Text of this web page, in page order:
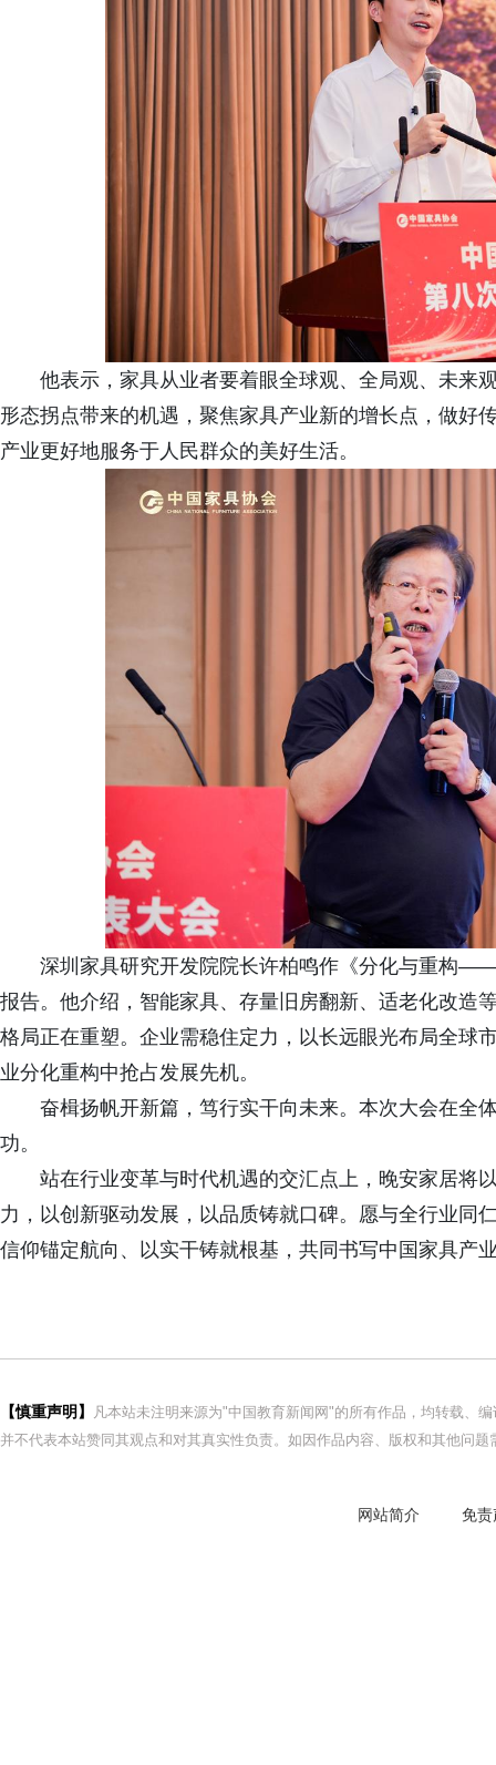
他表示，家具从业者要着眼全球观、全局观、未来
形态拐点带来的机遇，聚焦家具产业新的增长点，做好
产业更好地服务于人民群众的美好生活。
深圳家具研究开发院院长许柏鸣作《分化与重构
报告。他介绍，智能家具、存量旧房翻新、适老化改造
格局正在重塑。企业需稳住定力，以长远眼光布局全球
业分化重构中抢占发展先机。
奋楫扬帆开新篇，笃行实干向未来。本次大会在全
功。
站在行业变革与时代机遇的交汇点上，晚安家居将
力，以创新驱动发展，以品质铸就口碑。愿与全行业同
信仰锚定航向、以实干铸就根基，共同书写中国家具产
【慎重声明】
凡本站未注明来源为"中国教育新闻网"的所有作品，均转载、
并不代表本站赞同其观点和对其真实性负责。如因作品内容、版权和其他问
网站简介 免责